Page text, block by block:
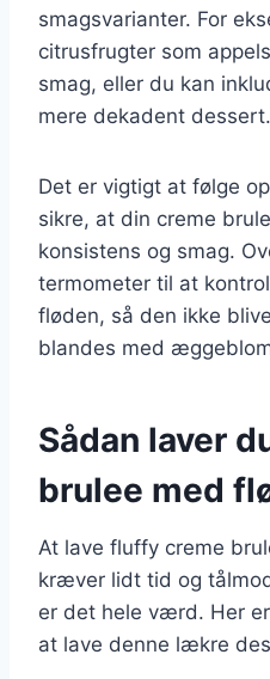
smagsvarianter. For
citrusfrugter som
smag, eller du kan
mere dekadent dessert.
Det er vigtigt at følge
sikre, at din creme
konsistens og smag.
termometer til at
fløden, så den ikke
blandes med
Sådan laver
brulee med
At lave fluffy creme
kræver lidt tid og
er det hele værd. Her
at lave denne lækre